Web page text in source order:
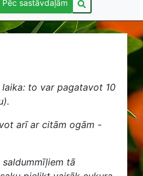
Pēc sastāvdaļām
to var pagatavot 10
arī ar citām ogām -
tā